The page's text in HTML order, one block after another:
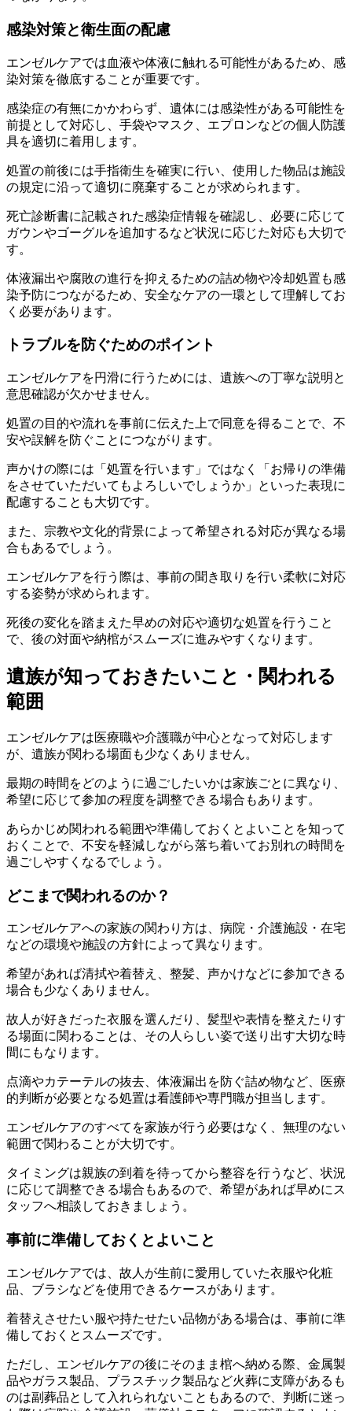
感染対策と衛生面の配慮
エンゼルケアでは血液や体液に触れる可能性があるため、感
染対策を徹底することが重要です。
感染症の有無にかかわらず、遺体には感染性がある可能性を
前提として対応し、手袋やマスク、エプロンなどの個人防護
具を適切に着用します。
処置の前後には手指衛生を確実に行い、使用した物品は施設
の規定に沿って適切に廃棄することが求められます。
死亡診断書に記載された感染症情報を確認し、必要に応じて
ガウンやゴーグルを追加するなど状況に応じた対応も大切で
す。
体液漏出や腐敗の進行を抑えるための詰め物や冷却処置も感
染予防につながるため、安全なケアの一環として理解してお
く必要があります。
トラブルを防ぐためのポイント
エンゼルケアを円滑に行うためには、遺族への丁寧な説明と
意思確認が欠かせません。
処置の目的や流れを事前に伝えた上で同意を得ることで、不
安や誤解を防ぐことにつながります。
声かけの際には「処置を行います」ではなく「お帰りの準備
をさせていただいてもよろしいでしょうか」といった表現に
配慮することも大切です。
また、宗教や文化的背景によって希望される対応が異なる場
合もあるでしょう。
エンゼルケアを行う際は、事前の聞き取りを行い柔軟に対応
する姿勢が求められます。
死後の変化を踏まえた早めの対応や適切な処置を行うこと
で、後の対面や納棺がスムーズに進みやすくなります。
遺族が知っておきたいこと・関われる
範囲
エンゼルケアは医療職や介護職が中心となって対応します
が、遺族が関わる場面も少なくありません。
最期の時間をどのように過ごしたいかは家族ごとに異なり、
希望に応じて参加の程度を調整できる場合もあります。
あらかじめ関われる範囲や準備しておくとよいことを知って
おくことで、不安を軽減しながら落ち着いてお別れの時間を
過ごしやすくなるでしょう。
どこまで関われるのか？
エンゼルケアへの家族の関わり方は、病院・介護施設・在宅
などの環境や施設の方針によって異なります。
希望があれば清拭や着替え、整髪、声かけなどに参加できる
場合も少なくありません。
故人が好きだった衣服を選んだり、髪型や表情を整えたりす
る場面に関わることは、その人らしい姿で送り出す大切な時
間にもなります。
点滴やカテーテルの抜去、体液漏出を防ぐ詰め物など、医療
的判断が必要となる処置は看護師や専門職が担当します。
エンゼルケアのすべてを家族が行う必要はなく、無理のない
範囲で関わることが大切です。
タイミングは親族の到着を待ってから整容を行うなど、状況
に応じて調整できる場合もあるので、希望があれば早めにス
タッフへ相談しておきましょう。
事前に準備しておくとよいこと
エンゼルケアでは、故人が生前に愛用していた衣服や化粧
品、ブラシなどを使用できるケースがあります。
着替えさせたい服や持たせたい品物がある場合は、事前に準
備しておくとスムーズです。
ただし、エンゼルケアの後にそのまま棺へ納める際、金属製
品やガラス製品、プラスチック製品など火葬に支障があるも
のは副葬品として入れられないこともあるので、判断に迷っ